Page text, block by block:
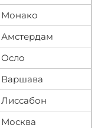
Монако
Амстердам
Осло
Варшава
Лиссабон
Москва